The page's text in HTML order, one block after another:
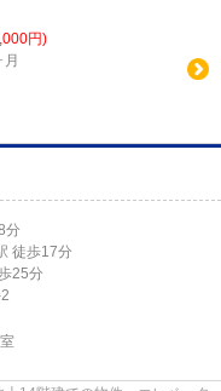
円)
分
徒歩17分
25分